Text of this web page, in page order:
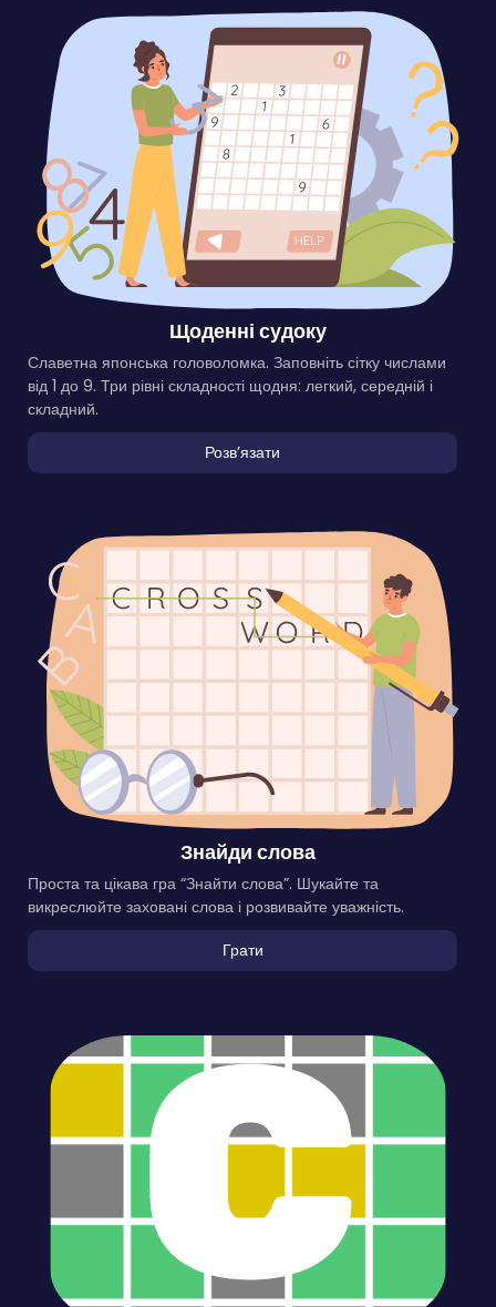
Щоденні судоку
Славетна японська головоломка. Заповніть сітку числами
від 1 до 9. Три рівні складності щодня: легкий, середній і
складний.
Розвʼязати
Знайди слова
Проста та цікава гра “Знайти слова”. Шукайте та
викреслюйте заховані слова і розвивайте уважність.
Грати